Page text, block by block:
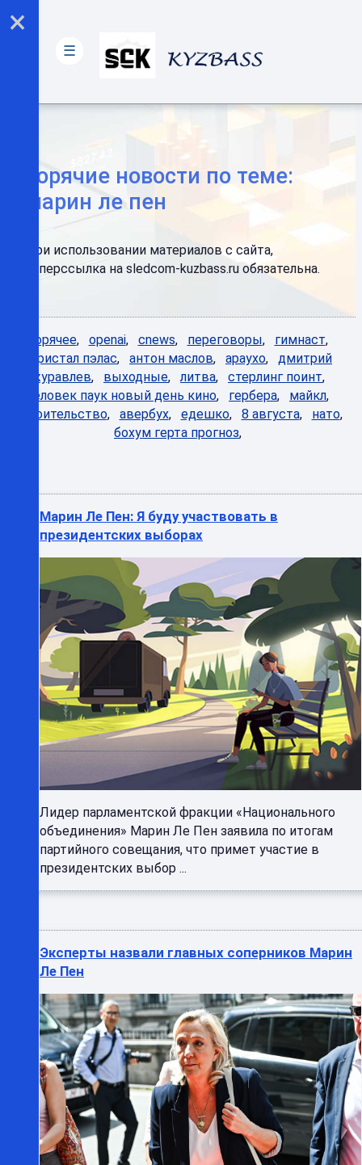
Горячие новости по теме:
марин ле пен
При использовании материалов с сайта,
гиперссылка на sledcom-kuzbass.ru обязательна.
Горячее, openai, cnews, переговоры, гимнаст,
кристал пэлас, антон маслов, араухо, дмитрий
журавлев, выходные,литва, стерлинг поинт,
человек паук новый день кино, гербера, майкл,
строительство, авербух, едешко, 8 августа, нато,
бохум герта прогноз,
Марин Ле Пен: Я буду участвовать в
президентских выборах
Лидер парламентской фракции «Национального
объединения» Марин Ле Пен заявила по итогам
партийного совещания, что примет участие в
президентских выбор ...
Эксперты назвали главных соперников Марин
Ле Пен
×
☰